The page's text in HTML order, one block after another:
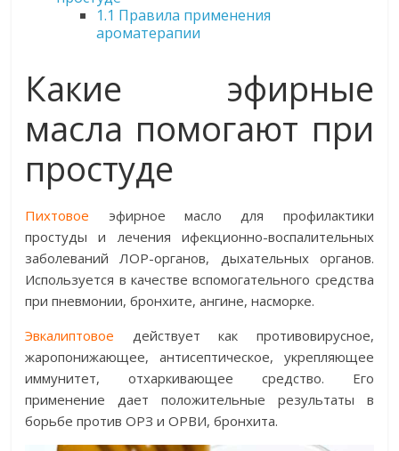
1.1 Правила применения
ароматерапии
Какие эфирные
масла помогают при
простуде
Пихтовое эфирное масло для профилактики
простуды и лечения ифекционно-воспалительных
заболеваний ЛОР-органов, дыхательных органов.
Используется в качестве вспомогательного средства
при пневмонии, бронхите, ангине, насморке.
Эвкалиптовое действует как противовирусное,
жаропонижающее, антисептическое, укрепляющее
иммунитет, отхаркивающее средство. Его
применение дает положительные результаты в
борьбе против ОРЗ и ОРВИ, бронхита.